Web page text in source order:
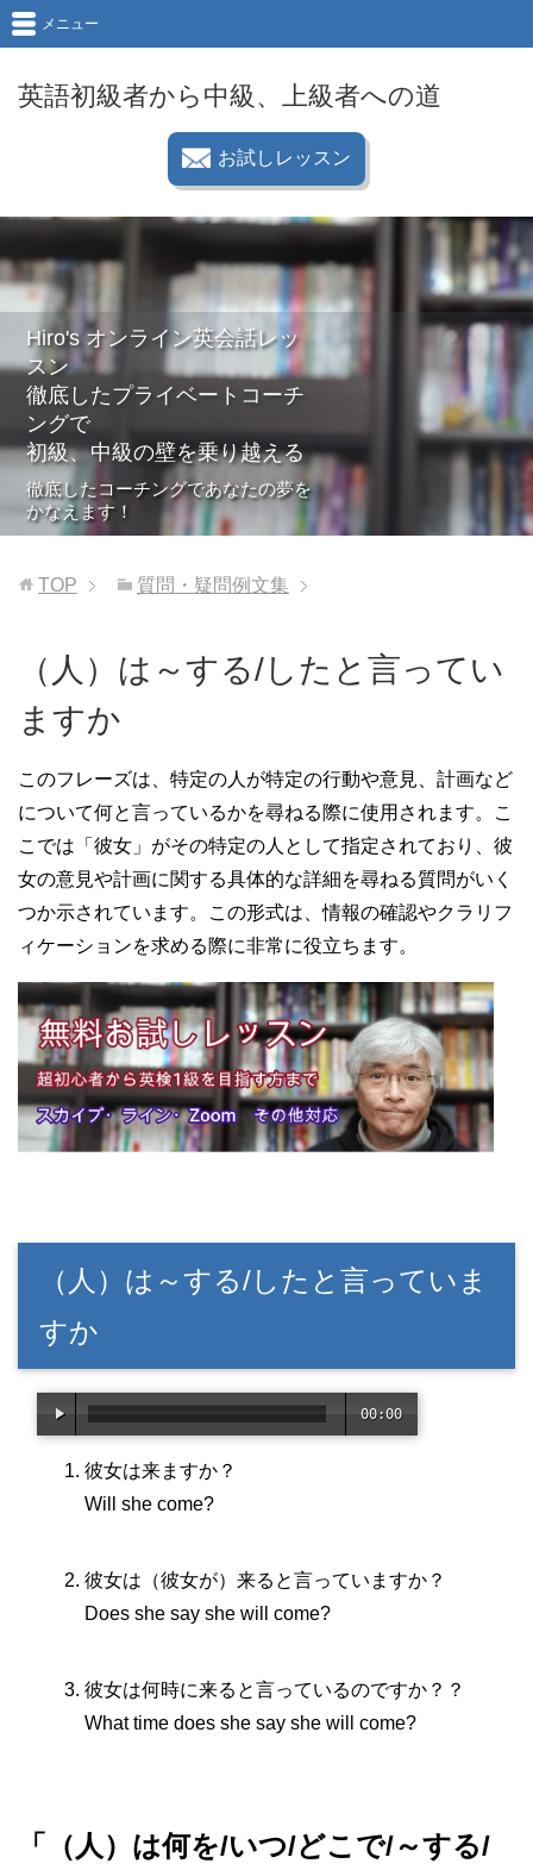
英語初級者から中級、上級者への道
お試しレッスン
メニュー
Hiro's オンライン英会話レッ
スン
徹底したプライベートコーチ
ングで
初級、中級の壁を乗り越える
徹底したコーチングであなたの夢を
かなえます！
TOP 質問・疑問例文集
（人）は～する/したと言ってい
ますか
このフレーズは、特定の人が特定の行動や意見、計画など
について何と言っているかを尋ねる際に使用されます。こ
こでは「彼女」がその特定の人として指定されており、彼
女の意見や計画に関する具体的な詳細を尋ねる質問がいく
つか示されています。この形式は、情報の確認やクラリフ
ィケーションを求める際に非常に役立ちます。
（人）は～する/したと言っていま
すか
00:00
彼女は来ますか？
Will she come?
彼女は（彼女が）来ると言っていますか？
Does she say she will come?
彼女は何時に来ると言っているのですか？？
What time does she say she will come?
「（人）は何を/いつ/どこで/～する/